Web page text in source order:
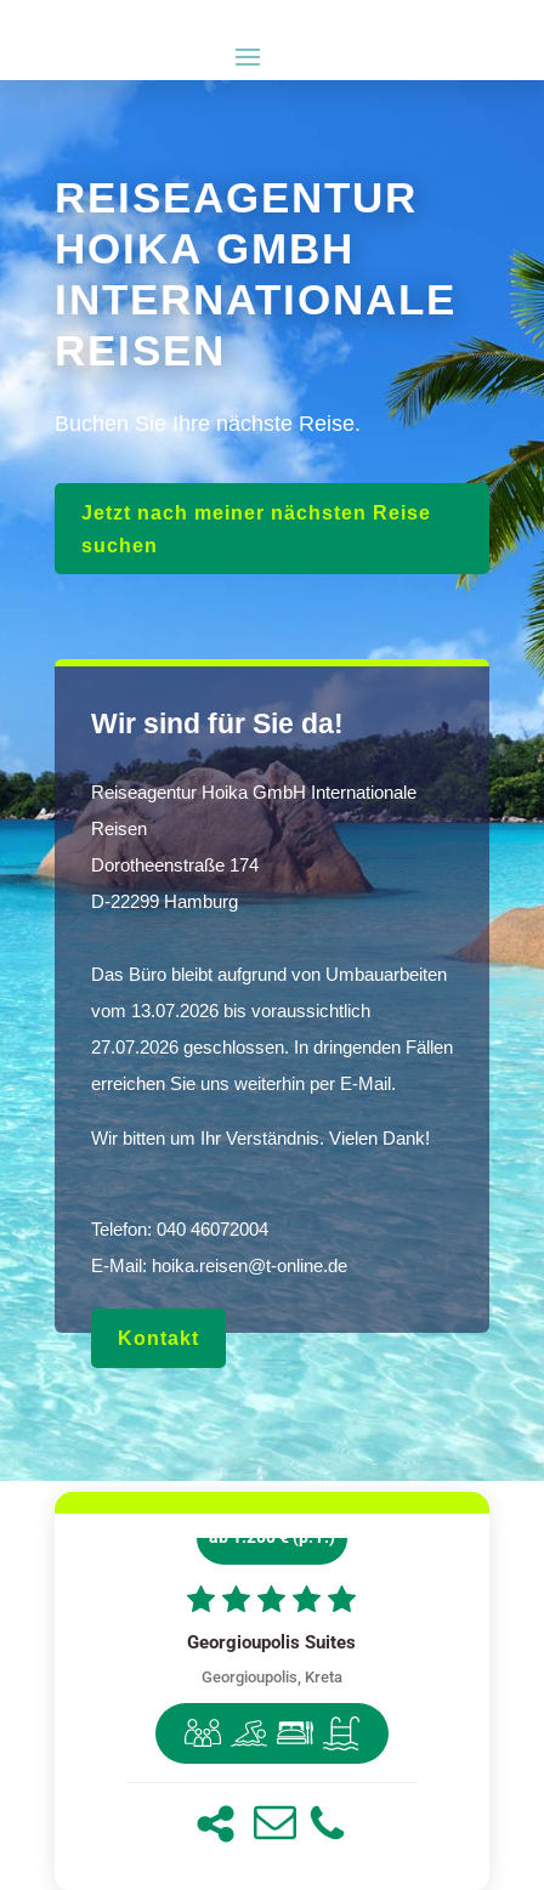
REISEAGENTUR
HOIKA GMBH
INTERNATIONALE
REISEN
Buchen Sie Ihre nächste Reise.
Jetzt nach meiner nächsten Reise
suchen
Wir sind für Sie da!
Reiseagentur Hoika GmbH Internationale
Reisen
Dorotheenstraße 174
D-22299 Hamburg
Das Büro bleibt aufgrund von Umbauarbeiten
vom 13.07.2026 bis voraussichtlich
27.07.2026 geschlossen. In dringenden Fällen
erreichen Sie uns weiterhin per E-Mail.
Wir bitten um Ihr Verständnis. Vielen Dank!
Telefon: 040 46072004
E-Mail: hoika.reisen@t-online.de
Kontakt
ab 1.200 € (p. P.)
Georgioupolis Suites
Georgioupolis, Kreta